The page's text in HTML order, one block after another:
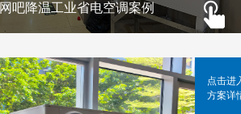
网吧降温工业省电空调案例
点击进
方案详